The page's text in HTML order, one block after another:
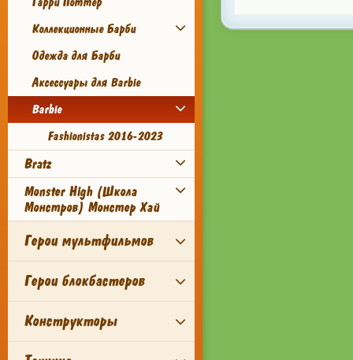
Коллекционные Барби
Одежда для Барби
Аксессуары для Barbie
Barbie
Fashionistas 2016-2023
Bratz
Monster High (Школа
Монстров) Монстер Хай
Герои мультфильмов
Герои блокбастеров
Конструкторы